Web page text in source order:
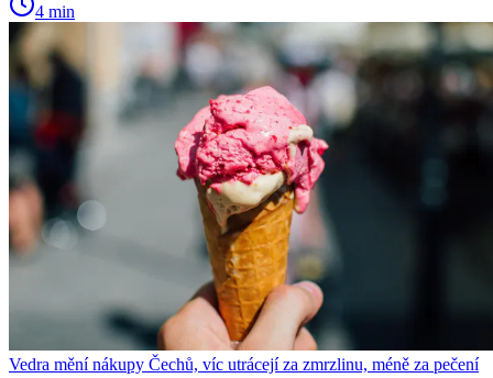
4 min
Vedra mění nákupy Čechů, víc utrácejí za zmrzlinu, méně za pečení